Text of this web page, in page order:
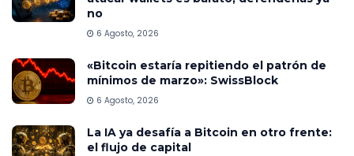
no
6 Agosto, 2026
«Bitcoin estaría repitiendo el patrón de
mínimos de marzo»: SwissBlock
6 Agosto, 2026
La IA ya desafía a Bitcoin en otro frente:
el flujo de capital